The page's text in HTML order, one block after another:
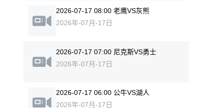
2026-07-17 08:00 老鹰VS灰熊
2026年-07月-17日
2026-07-17 07:00 尼克斯VS勇士
2026年-07月-17日
2026-07-17 06:00 公牛VS湖人
2026年-07月-17日